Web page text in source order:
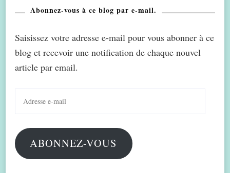
Abonnez-vous à ce blog par e-mail.
Saisissez votre adresse e-mail pour vous abonner à ce
blog et recevoir une notification de chaque nouvel
article par email.
ABONNEZ-VOUS